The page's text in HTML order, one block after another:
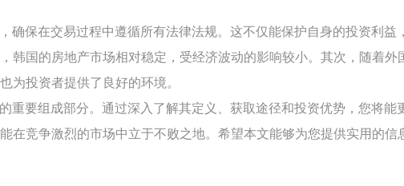
确保在交易过程中遵循所有法律法规。这不仅能保护自身的投资利益
韩国的房地产市场相对稳定，受经济波动的影响较小。其次，随着
为投资者提供了良好的环境。
重要组成部分。通过深入了解其定义、获取途径和投资优势，您将能
在竞争激烈的市场中立于不败之地。希望本文能够为您提供实用的信